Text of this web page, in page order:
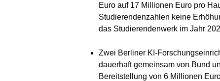
Euro auf 17 Millionen Euro pro
Studierendenzahlen keine
das Studierendenwerk im Jahr
Zwei Berliner KI-
dauerhaft gemeinsam von Bund
Bereitstellung von 6 Millionen